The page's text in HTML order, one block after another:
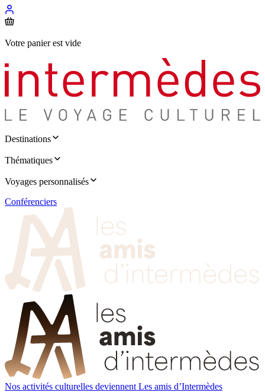
Votre panier est vide
Destinations
Thématiques
Voyages personnalisés
Conférenciers
Nos activités culturelles deviennent Les amis d’Intermèdes